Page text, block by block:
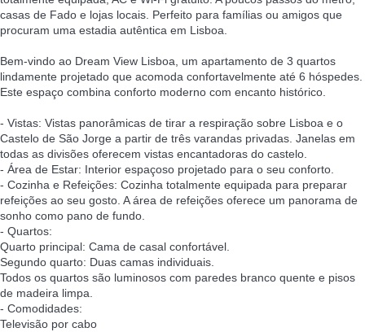
casas de Fado e lojas locais. Perfeito para famílias ou amigos que
procuram uma estadia autêntica em Lisboa.
Bem-vindo ao Dream View Lisboa, um apartamento de 3 quartos
lindamente projetado que acomoda confortavelmente até 6 hóspedes.
Este espaço combina conforto moderno com encanto histórico.
- Vistas: Vistas panorâmicas de tirar a respiração sobre Lisboa e o
Castelo de São Jorge a partir de três varandas privadas. Janelas em
todas as divisões oferecem vistas encantadoras do castelo.
- Área de Estar: Interior espaçoso projetado para o seu conforto.
- Cozinha e Refeições: Cozinha totalmente equipada para preparar
refeições ao seu gosto. A área de refeições oferece um panorama de
sonho como pano de fundo.
- Quartos:
Quarto principal: Cama de casal confortável.
Segundo quarto: Duas camas individuais.
Todos os quartos são luminosos com paredes branco quente e pisos
de madeira limpa.
- Comodidades:
Televisão por cabo